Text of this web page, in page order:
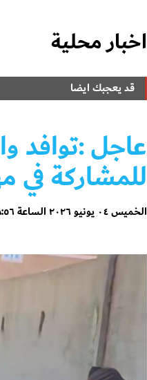
اخبار محلية
قد يعجبك ايضا
عاجل:توافد
للمشاركة في
الخميس ٠٤ يونيو ٢٠٢٦ الساعة ٠٨:٥٦ صباحاً